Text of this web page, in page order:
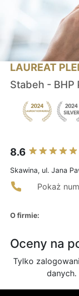
LAUREAT
Stabeh - BHP
8.6
Skawina, ul. Jana
Pokaż
O firmie:
Oceny na
Tylko
danych.